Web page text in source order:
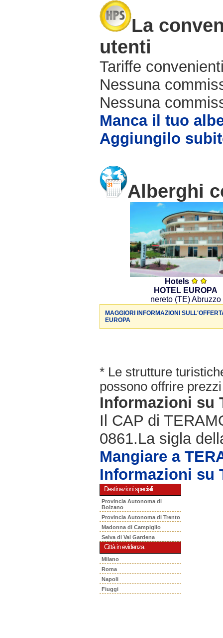
La
utenti
Tariffe
Nessuna
Nessuna
Manca il tuo
Aggiungilo
Alberghi
Hotels
HOTEL EUROPA
nereto (TE) Abruzzo
MAGGIORI INFORMAZIONI
EUROPA
* Le strutture
possono offrire
Informazioni su
Il CAP di
0861.La sigla
Mangiare a
Informazioni su
Destinazioni speciali
Provincia Autonoma di
Bolzano
Provincia Autonoma di Trento
Madonna di Campiglio
Selva di Val Gardena
Città in evidenza.
Milano
Roma
Napoli
Fiuggi